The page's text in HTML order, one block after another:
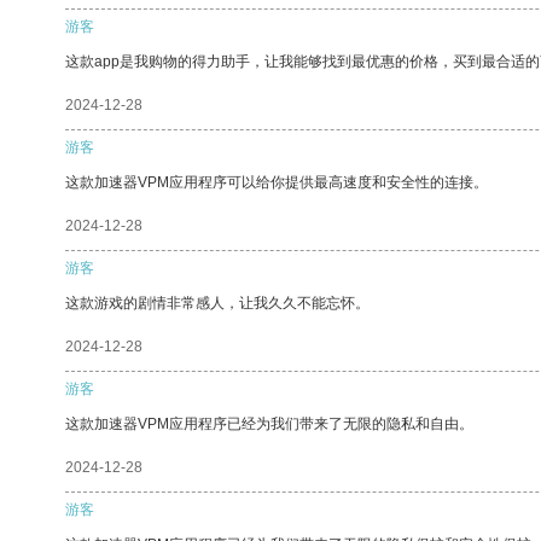
游客
这款app是我购物的得力助手，让我能够找到最优惠的价格，买到最合适
2024-12-28
游客
这款加速器VPM应用程序可以给你提供最高速度和安全性的连接。
2024-12-28
游客
这款游戏的剧情非常感人，让我久久不能忘怀。
2024-12-28
游客
这款加速器VPM应用程序已经为我们带来了无限的隐私和自由。
2024-12-28
游客